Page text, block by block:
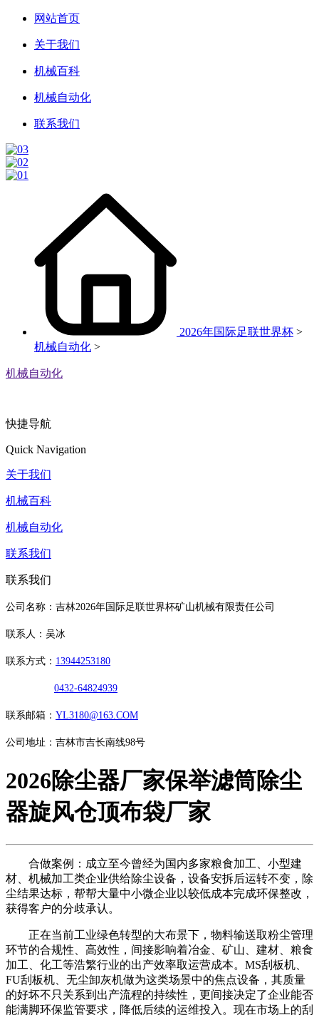
网站首页
关于我们
机械百科
机械自动化
联系我们
2026年国际足联世界杯 >
机械自动化 >
机械自动化
快捷导航
Quick Navigation
关于我们
机械百科
机械自动化
联系我们
联系我们
公司名称：吉林2026年国际足联世界杯矿山机械有限责任公司
联系人：吴冰
联系方式： 13944253180
0432-64824939
联系邮箱： YL3180@163.COM
公司地址：吉林市吉长南线98号
2026除尘器厂家保举滤筒除尘
器旋风仓顶布袋厂家
合做案例：成立至今曾经为国内多家粮食加工、小型建
材、机械加工类企业供给除尘设备，设备安拆后运转不变，除
尘结果达标，帮帮大量中小微企业以较低成本完成环保整改，
获得客户的分歧承认。
正在当前工业绿色转型的大布景下，物料输送取粉尘管理
环节的合规性、高效性，间接影响着冶金、矿山、建材、粮食
加工、化工等浩繁行业的出产效率取运营成本。MS刮板机、
FU刮板机、无尘卸灰机做为这类场景中的焦点设备，其质量
的好坏不只关系到出产流程的持续性，更间接决定了企业能否
能满脚环保监管要求，降低后续的运维投入。现在市场上的刮